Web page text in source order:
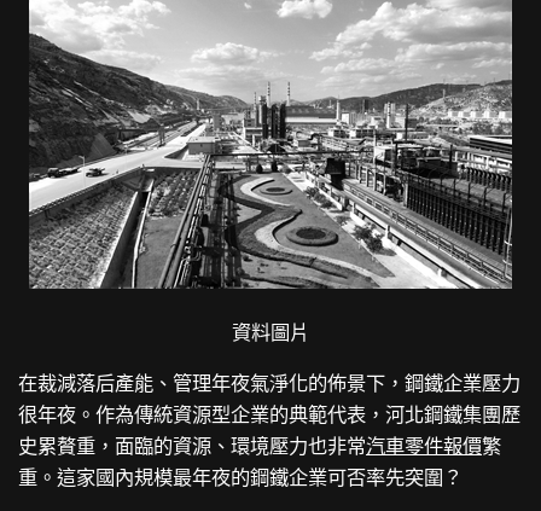
資料圖片
在裁減落后產能、管理年夜氣淨化的佈景下，鋼鐵企業壓力
很年夜。作為傳統資源型企業的典範代表，河北鋼鐵集團歷
史累贅重，面臨的資源、環境壓力也非常汽車零件報價繁
重。這家國內規模最年夜的鋼鐵企業可否率先突圍？